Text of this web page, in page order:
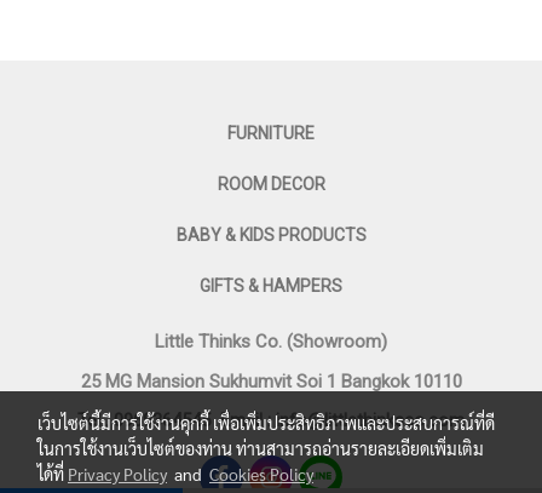
FURNITURE
ROOM DECOR
BABY & KIDS PRODUCTS
GIFTS & HAMPERS
Little Thinks Co. (Showroom)
25 MG Mansion Sukhumvit Soi 1 Bangkok 10110
Tel : 0969364545Email :info@littlethinksco.com
เว็บไซต์นี้มีการใช้งานคุกกี้ เพื่อเพิ่มประสิทธิภาพและประสบการณ์ที่ดี
ในการใช้งานเว็บไซต์ของท่าน ท่านสามารถอ่านรายละเอียดเพิ่มเติม
ได้ที่ Privacy Policy and Cookies Policy